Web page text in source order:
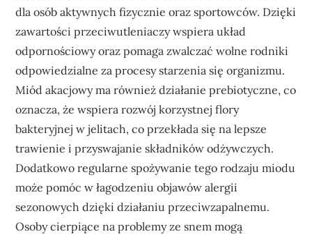
dla osób aktywnych fizycznie oraz sportowców. Dzięki
zawartości przeciwutleniaczy wspiera układ
odpornościowy oraz pomaga zwalczać wolne rodniki
odpowiedzialne za procesy starzenia się organizmu.
Miód akacjowy ma również działanie prebiotyczne, co
oznacza, że wspiera rozwój korzystnej flory
bakteryjnej w jelitach, co przekłada się na lepsze
trawienie i przyswajanie składników odżywczych.
Dodatkowo regularne spożywanie tego rodzaju miodu
może pomóc w łagodzeniu objawów alergii
sezonowych dzięki działaniu przeciwzapalnemu.
Osoby cierpiące na problemy ze snem mogą